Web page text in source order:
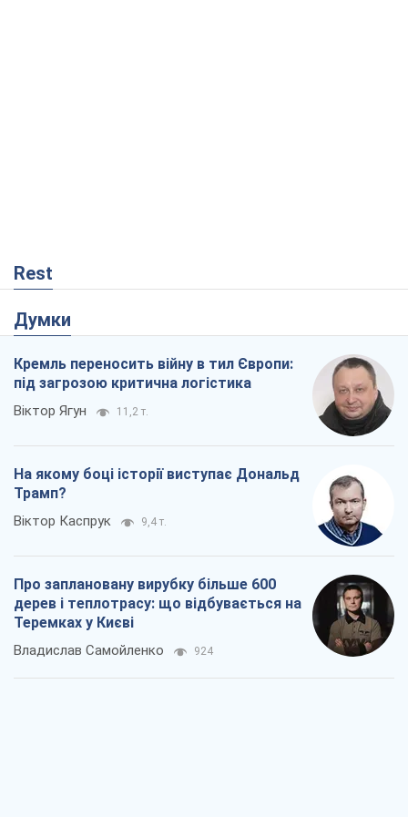
Rest
Думки
Кремль переносить війну в тил Європи:
під загрозою критична логістика
Віктор Ягун 11,2 т.
На якому боці історії виступає Дональд
Трамп?
Віктор Каспрук 9,4 т.
Про заплановану вирубку більше 600
дерев і теплотрасу: що відбувається на
Теремках у Києві
Владислав Самойленко 924